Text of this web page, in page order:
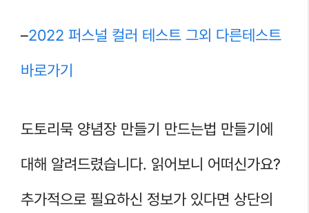
–2022 퍼스널 컬러 테스트 그외 다른테스트
바로가기
도토리묵 양념장 만들기 만드는법 만들기에
대해 알려드렸습니다. 읽어보니 어떠신가요?
추가적으로 필요하신 정보가 있다면 상단의